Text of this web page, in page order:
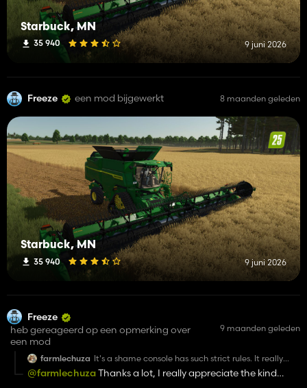
Starbuck, MN
35 940 9 juni 2026
Freeze een mod bijgewerkt 8 maanden geleden
Starbuck, MN
35 940 9 juni 2026
Freeze
heb gereageerd op een opmerking over
een mod
9 maanden geleden
farmlechuza It's a shame console has such strict rules. It really
makes no sense that all brands must be licensed.
Anyway great work, really well done. It would cool to
@farmlechuzaThanks a lot, I really appreciate the kind